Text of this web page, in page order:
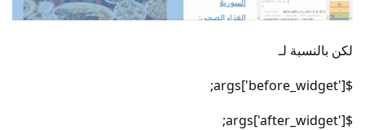
لكن بالنسبة لـ
$args['before_widget'];
$args['after_widget'];